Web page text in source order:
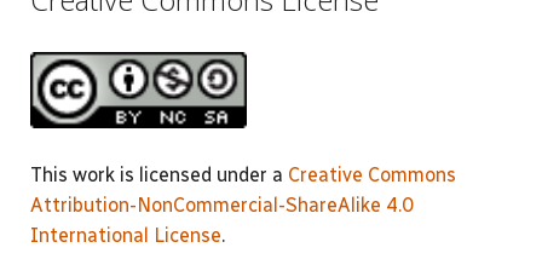
This work is licensed under a Creative Commons
Attribution-NonCommercial-ShareAlike 4.0
International License.